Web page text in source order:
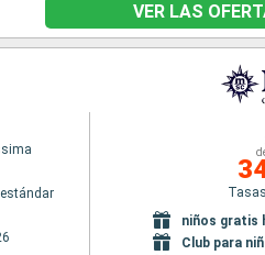
VER LAS
niños gratis
Club para